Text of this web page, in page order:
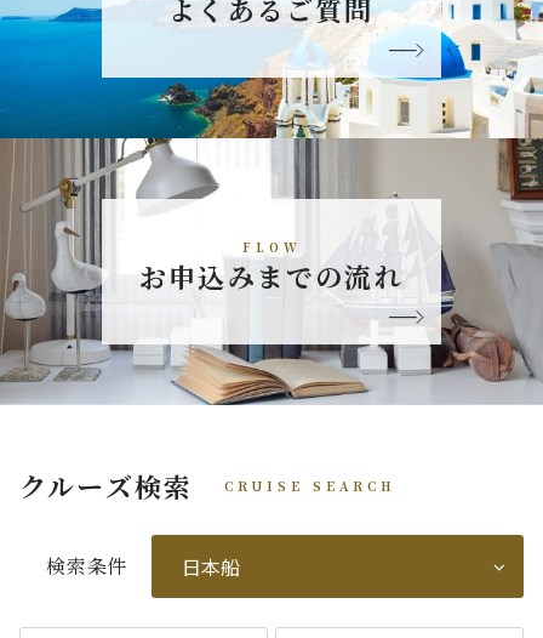
よくあるご質問
FLOW
お申込みまでの流れ
クルーズ検索 CRUISE SEARCH
検索条件